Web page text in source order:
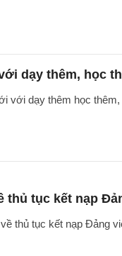
dạy thêm, học
với dạy thêm học thêm,
tục kết nạp
thủ tục kết nạp Đảng